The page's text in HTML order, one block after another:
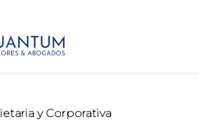
y Corporativa